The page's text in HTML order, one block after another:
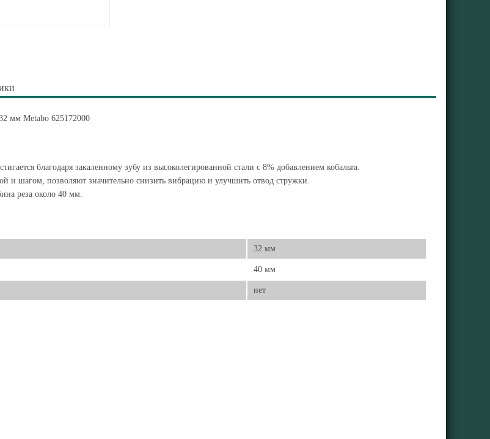
мм Metabo 625172000
благодаря закаленному зубу из высоколегированной стали с 8% добавлением кобальта.
и шагом, позволяют значительно снизить вибрацию и улучшить отвод стружки.
реза около 40 мм.
32 мм
40 мм
нет